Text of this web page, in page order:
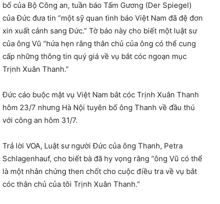
bố của Bộ Công an, tuần báo Tấm Gương (Der Spiegel)
của Đức đưa tin “một sỹ quan tình báo Việt Nam đã đệ đơn
xin xuất cảnh sang Đức.” Tờ báo này cho biết một luật sư
của ông Vũ “hứa hẹn rằng thân chủ của ông có thể cung
cấp những thông tin quý giá về vụ bắt cóc ngoạn mục
Trịnh Xuân Thanh.”
Đức cáo buộc mật vụ Việt Nam bắt cóc Trịnh Xuân Thanh
hôm 23/7 nhưng Hà Nội tuyên bố ông Thanh về đầu thú
với công an hôm 31/7.
Trả lời VOA, Luật sư người Đức của ông Thanh, Petra
Schlagenhauf, cho biết bà đã hy vọng rằng “ông Vũ có thể
là một nhân chứng then chốt cho cuộc điều tra về vụ bắt
cóc thân chủ của tôi Trịnh Xuân Thanh.”